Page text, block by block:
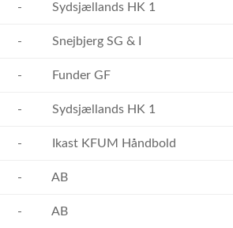
- Sydsjællands HK 1
- Snejbjerg SG & I
- Funder GF
- Sydsjællands HK 1
- Ikast KFUM Håndbold
- AB
- AB